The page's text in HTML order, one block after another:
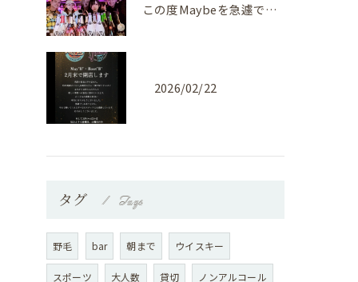
この度Maybeを急遽ですが！⁡
2026/02/22
タグ Tags
野毛 bar 朝まで ウイスキー
スポーツ 大人数 貸切 ノンアルコール